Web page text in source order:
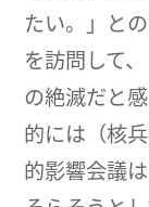
たい。」と
を訪問して
の絶滅だと
的には（核
的影響会議